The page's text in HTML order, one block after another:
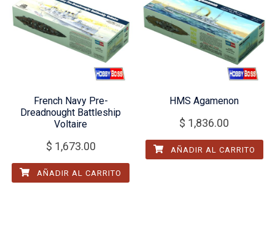
French Navy Pre-
Dreadnought Battleship
Voltaire
$ 1,673.00
AÑADIR AL CARRITO
HMS Agamenon
$ 1,836.00
AÑADIR AL CARRITO